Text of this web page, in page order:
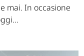
mai. In occasione